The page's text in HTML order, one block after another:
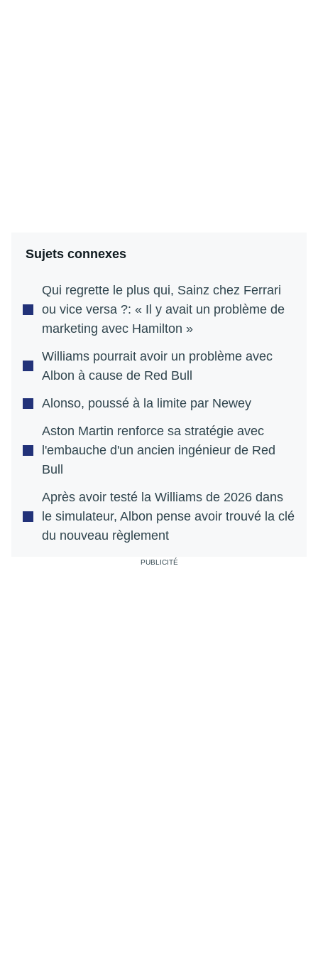
Sujets connexes
Qui regrette le plus qui, Sainz chez Ferrari
ou vice versa ?: « Il y avait un problème de
marketing avec Hamilton »
Williams pourrait avoir un problème avec
Albon à cause de Red Bull
Alonso, poussé à la limite par Newey
Aston Martin renforce sa stratégie avec
l'embauche d'un ancien ingénieur de Red
Bull
Après avoir testé la Williams de 2026 dans
le simulateur, Albon pense avoir trouvé la clé
du nouveau règlement